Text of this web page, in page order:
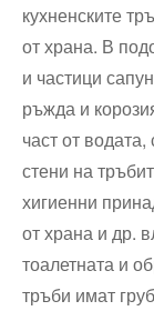
кухненските
от храна. В
и частици
ръжда и
част от
стени на
хигиенни
от храна и др.
тоалетната и
тръби имат